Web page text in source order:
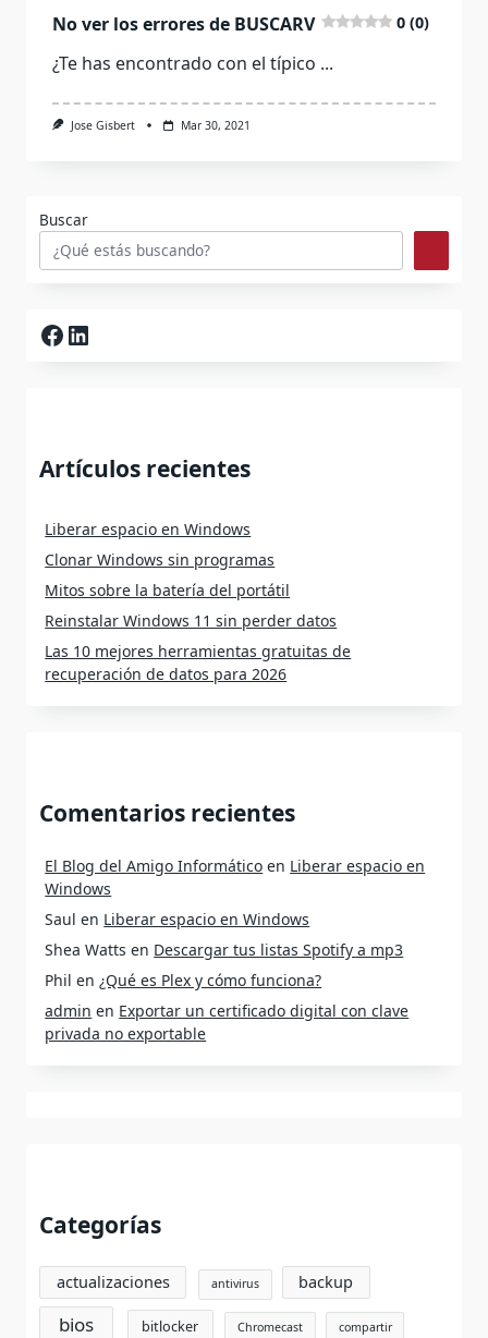
No ver los errores de BUSCARV 0 (0)
¿Te has encontrado con el típico ...
Jose Gisbert Mar 30, 2021
Buscar
Facebook
LinkedIn
Artículos recientes
Liberar espacio en Windows
Clonar Windows sin programas
Mitos sobre la batería del portátil
Reinstalar Windows 11 sin perder datos
Las 10 mejores herramientas gratuitas de
recuperación de datos para 2026
Comentarios recientes
El Blog del Amigo Informático en Liberar espacio en
Windows
Saul en Liberar espacio en Windows
Shea Watts en Descargar tus listas Spotify a mp3
Phil en¿Qué es Plex y cómo funciona?
admin en Exportar un certificado digital con clave
privada no exportable
Categorías
actualizaciones antivirus backup
bios bitlocker Chromecast compartir